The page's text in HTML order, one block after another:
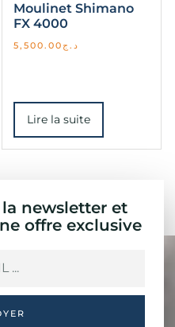
Moulinet Shimano
FX 4000
د.ج 5,500.00
Lire la suite
newsletter et
offre exclusive